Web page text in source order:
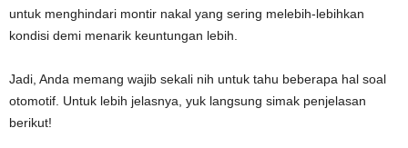
untuk menghindari montir nakal yang sering melebih-lebihkan
kondisi demi menarik keuntungan lebih.
Jadi, Anda memang wajib sekali nih untuk tahu beberapa hal soal
otomotif. Untuk lebih jelasnya, yuk langsung simak penjelasan
berikut!